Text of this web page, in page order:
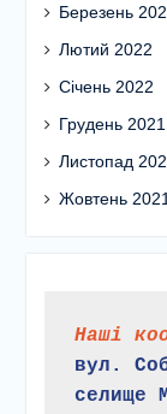
Березень
Лютий 2022
Січень 2022
Грудень 2021
Листопад
Жовтень 2021
Наші
вул.
селище